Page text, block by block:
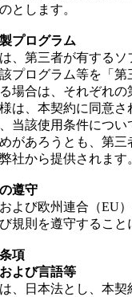
とします。
プログラム
、第三者が有する
プログラム等を「
場合は、それぞれ
は、本契約に同意
当該使用条件につ
があろうとも、第
社から提供されます
遵守
よび欧州連合（EU
規則を遵守すること
項
よび言語等
、日本法とし、本